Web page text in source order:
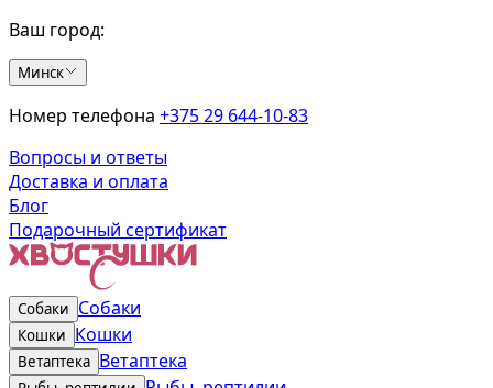
Ваш город:
Минск
Номер телефона +375 29 644-10-83
Вопросы и ответы
Доставка и оплата
Блог
Подарочный сертификат
Собаки Собаки
Кошки Кошки
Ветаптека Ветаптека